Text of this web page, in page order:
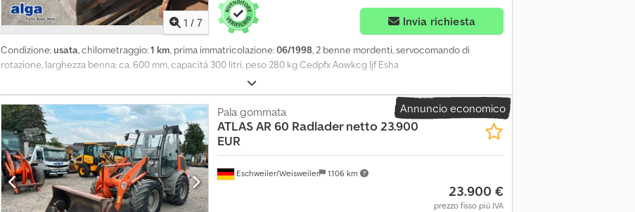
1 / 7 Invia richiesta
Condizione:usata, chilometraggio:1 km, prima immatricolazione:06/1998, 2 benne mordenti, servocomando di
rotazione, larghezza benna: ca. 600 mm, capacità 300 litri, peso 280 kg Cedpfx Aowkcg Ijf Esha
Annuncio economico
Eschweiler/Weisweiler 1.106 km
Pala gommata
ATLASAR 60 Radlader netto 23.900
EUR
23.900 €
prezzo fisso più IVA